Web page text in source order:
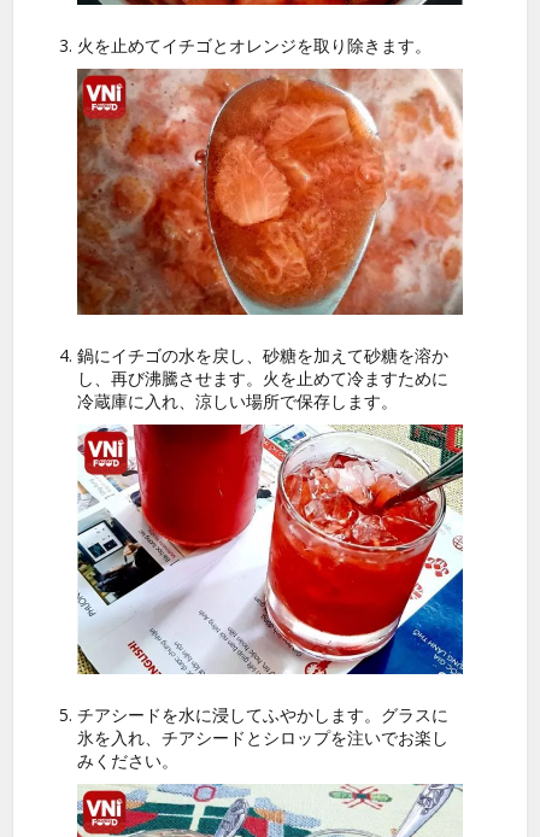
火を止めてイチゴとオレンジを取り除きます。
鍋にイチゴの水を戻し、砂糖を加えて砂糖を溶か
し、再び沸騰させます。火を止めて冷ますために
冷蔵庫に入れ、涼しい場所で保存します。
チアシードを水に浸してふやかします。グラスに
氷を入れ、チアシードとシロップを注いでお楽し
みください。